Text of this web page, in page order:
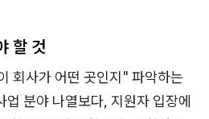
할 것
회사가 어떤 곳인지" 파악하는
업 분야 나열보다, 지원자 입장에